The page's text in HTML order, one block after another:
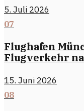
5. Juli 2026
07
Flughafen
Flugverkehr
15. Juni 2026
08